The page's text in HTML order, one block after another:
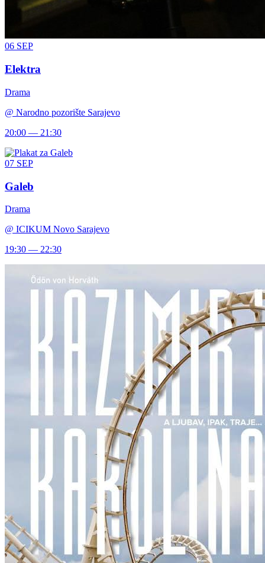
06 SEP
Elektra
Drama
@ Narodno pozorište Sarajevo
20:00 — 21:30
07 SEP
Galeb
Drama
@ ICIKUM Novo Sarajevo
19:30 — 22:30